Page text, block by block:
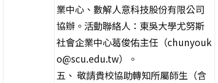
業中心、數解人意科技股份有限公司
協辦。活動聯絡人：東吳大學尤努斯
社會企業中心葛俊佑主任（chunyouk
o@scu.edu.tw）。
五、 敬請貴校協助轉知所屬師生（含